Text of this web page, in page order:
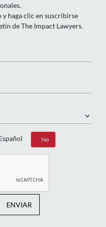
haga clic en suscribirse
de The Impact Lawyers.
Sí No
ENVIAR